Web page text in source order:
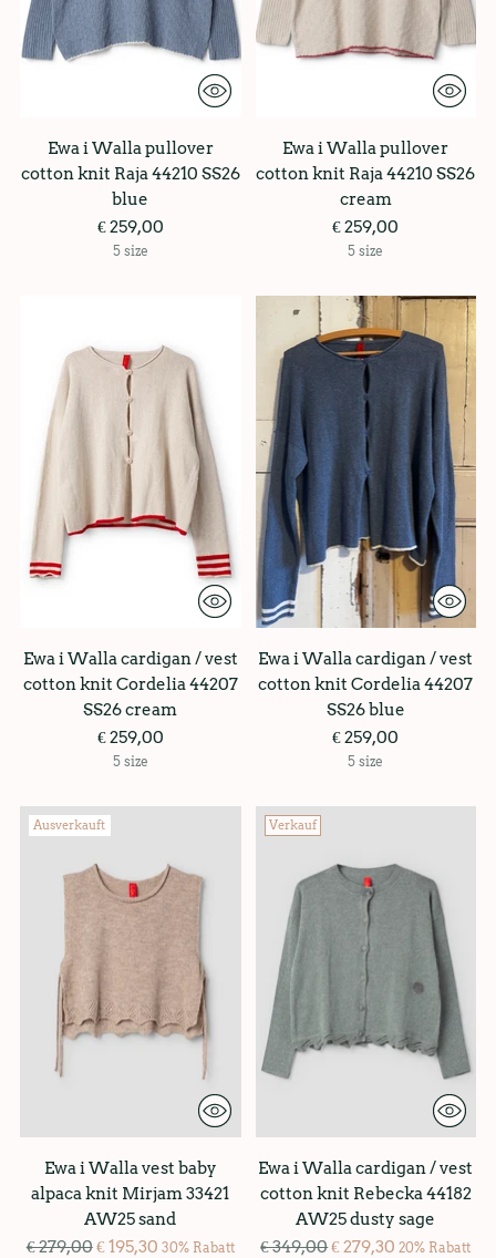
Ewa i Walla pullover
cotton knit Raja 44210 SS26
blue
€ 259,00
5 size
Ewa i Walla pullover
cotton knit Raja 44210 SS26
cream
€ 259,00
5 size
Ewa i Walla cardigan / vest
cotton knit Cordelia 44207
SS26 cream
€ 259,00
5 size
Ewa i Walla cardigan / vest
cotton knit Cordelia 44207
SS26 blue
€ 259,00
5 size
Ausverkauft
Ewa i Walla vest baby
alpaca knit Mirjam 33421
AW25 sand
Regulärer
€ 279,00€ 195,30 30% Rabatt
Verkauf
Ewa i Walla cardigan / vest
cotton knit Rebecka 44182
AW25 dusty sage
Regulärer
€ 349,00€ 279,30 20% Rabatt